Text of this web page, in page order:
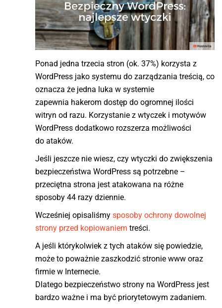
Ponad jedna trzecia stron (ok. 37%) korzysta z
WordPress jako systemu do zarządzania treścią, co
oznacza że jedna luka w systemie
zapewnia hakerom dostęp do ogromnej ilości
witryn od razu. Korzystanie z wtyczek i motywów
WordPress dodatkowo rozszerza możliwości
do ataków.
Jeśli jeszcze nie wiesz, czy wtyczki do zwiększenia
bezpieczeństwa WordPress są potrzebne –
przeciętna strona jest atakowana na różne
sposoby 44 razy dziennie.
Wcześniej opisaliśmy sposoby ochrony dowolnej
strony przed kopiowaniem treści.
A jeśli którykolwiek z tych ataków się powiedzie,
może to poważnie zaszkodzić stronie www oraz
firmie w Internecie.
Dlatego bezpieczeństwo strony na WordPress jest
bardzo ważne i ma być priorytetowym zadaniem.